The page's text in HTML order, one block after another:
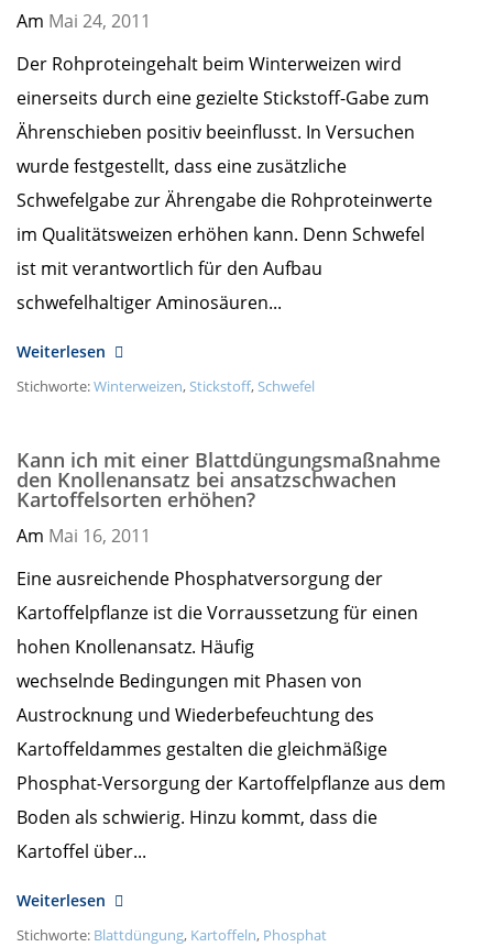
Am Mai 24, 2011
Der Rohproteingehalt beim Winterweizen wird
einerseits durch eine gezielte Stickstoff-Gabe zum
Ährenschieben positiv beeinflusst. In Versuchen
wurde festgestellt, dass eine zusätzliche
Schwefelgabe zur Ährengabe die Rohproteinwerte
im Qualitätsweizen erhöhen kann. Denn Schwefel
ist mit verantwortlich für den Aufbau
schwefelhaltiger Aminosäuren...
Weiterlesen
Stichworte:Winterweizen,Stickstoff,Schwefel
Kann ich mit einer Blattdüngungsmaßnahme
den Knollenansatz bei ansatzschwachen
Kartoffelsorten erhöhen?
Am Mai 16, 2011
Eine ausreichende Phosphatversorgung der
Kartoffelpflanze ist die Vorraussetzung für einen
hohen Knollenansatz. Häufig
wechselnde Bedingungen mit Phasen von
Austrocknung und Wiederbefeuchtung des
Kartoffeldammes gestalten die gleichmäßige
Phosphat-Versorgung der Kartoffelpflanze aus dem
Boden als schwierig. Hinzu kommt, dass die
Kartoffel über...
Weiterlesen
Stichworte: Blattdüngung, Kartoffeln, Phosphat